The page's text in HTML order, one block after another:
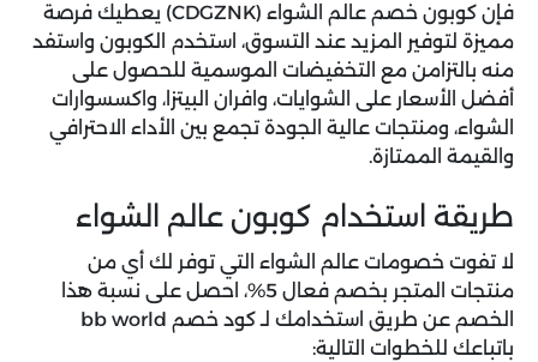
فإن كوبون خصم عالم الشواء (CDGZNK)
يعطيك فرصة
مميزة لتوفير المزيد عند التسوق، استخدم الكوبون واستفد
منه بالتزامن مع التخفيضات الموسمية للحصول على
أفضل الأسعار على الشوايات، وافران البيتزا، واكسسوارات
الشواء، ومنتجات عالية الجودة تجمع بين الأداء الاحترافي
والقيمة الممتازة.
طريقة استخدام كوبون عالم الشواء
لا تفوت خصومات عالم الشواء التي توفر لك أي من
منتجات المتجر بخصم فعال 5%، احصل على نسبة هذا
الخصم عن طريق استخدامك لـ كود خصم bb world
باتباعك للخطوات التالية: